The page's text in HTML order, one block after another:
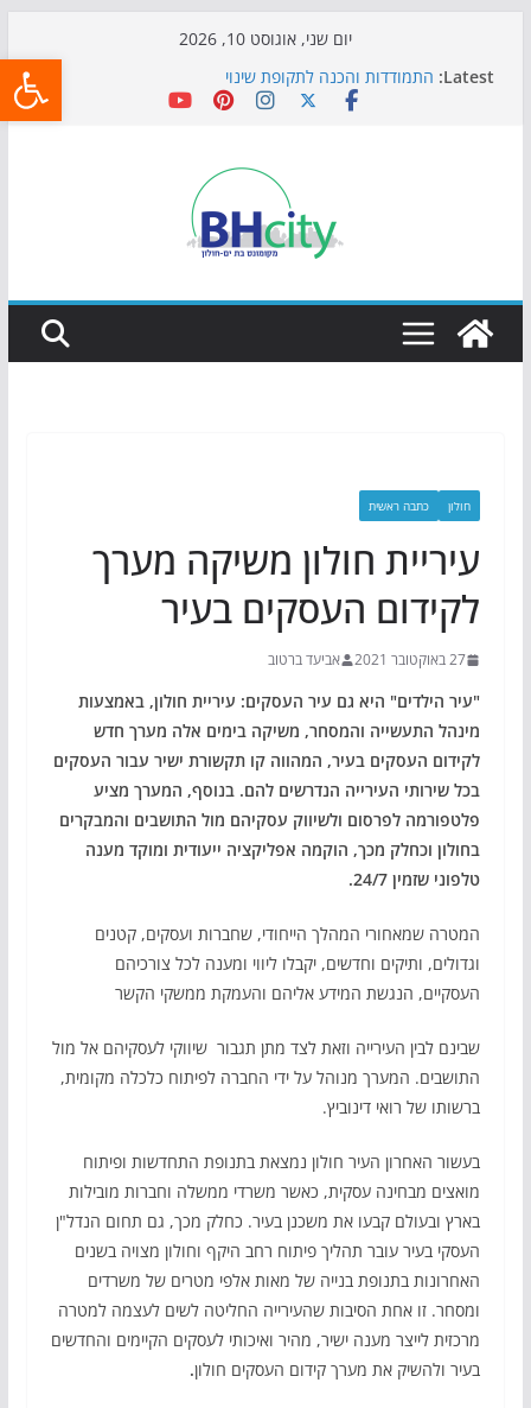
יום שני, אוגוסט 10, 2026
Latest: התמודדות והכנה לתקופת שינוי
אי ההרפתקאות ממשיך לכבוש את הגינות: מאות משפחות
כדורגל באווירה מיוחדת: הקרנת גמר המונדיאל בטרמינל
הקיץ של בני הנוער בבת־ים: חוף הריביירה הופך למרחב
בטוח בשעות הערב
חולון כתבה ראשית
עיריית חולון משיקה מערך
לקידום העסקים בעיר
27 באוקטובר 2021 אביעד ברטוב
"עיר הילדים" היא גם עיר העסקים: עיריית חולון, באמצעות
מינהל התעשייה והמסחר, משיקה בימים אלה מערך חדש
לקידום העסקים בעיר, המהווה קו תקשורת ישיר עבור העסקים
בכל שירותי העירייה הנדרשים להם. בנוסף, המערך מציע
פלטפורמה לפרסום ולשיווק עסקיהם מול התושבים והמבקרים
בחולון וכחלק מכך, הוקמה אפליקציה ייעודית ומוקד מענה
טלפוני שזמין 24/7.
המטרה שמאחורי המהלך הייחודי, שחברות ועסקים, קטנים
וגדולים, ותיקים וחדשים, יקבלו ליווי ומענה לכל צורכיהם
העסקיים, הנגשת המידע אליהם והעמקת ממשקי הקשר
שבינם לבין העירייה וזאת לצד מתן תגבור שיווקי לעסקיהם אל מול
התושבים. המערך מנוהל על ידי החברה לפיתוח כלכלה מקומית,
ברשותו של רואי דינוביץ.
בעשור האחרון העיר חולון נמצאת בתנופת התחדשות ופיתוח
מואצים מבחינה עסקית, כאשר משרדי ממשלה וחברות מובילות
בארץ ובעולם קבעו את משכנן בעיר. כחלק מכך, גם תחום הנדל"ן
העסקי בעיר עובר תהליך פיתוח רחב היקף וחולון מצויה בשנים
האחרונות בתנופת בנייה של מאות אלפי מטרים של משרדים
ומסחר. זו אחת הסיבות שהעירייה החליטה לשים לעצמה למטרה
מרכזית לייצר מענה ישיר, מהיר ואיכותי לעסקים הקיימים והחדשים
בעיר ולהשיק את מערך קידום העסקים חולון.